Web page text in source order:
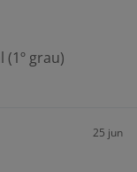
(1º grau)
25 jun